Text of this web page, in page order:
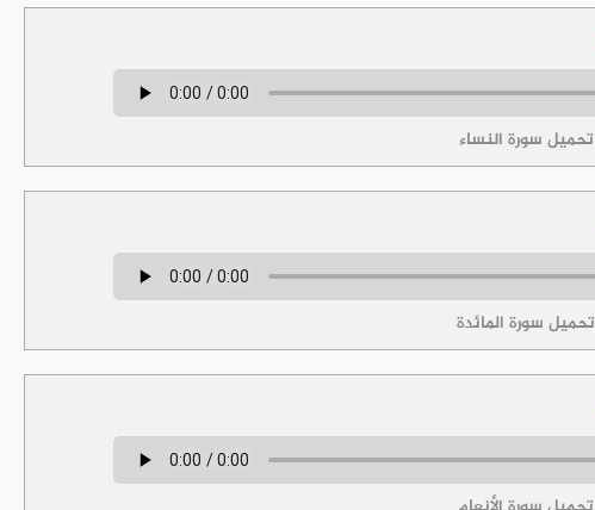
تحميل سورة النساء
تحميل سورة المائدة